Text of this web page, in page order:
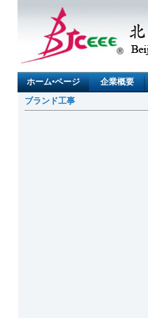
ホーム•ページ 企業概要
ブランド工事